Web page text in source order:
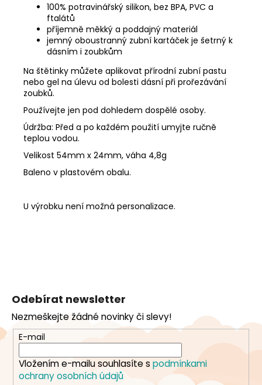
100% potravinářský silikon, bez BPA, PVC a
ftalátů
příjemně měkký a poddajný materiál
jemný oboustranný zubní kartáček je šetrný k
dásním i zoubkům
Na štětinky můžete aplikovat přírodní zubní pastu
nebo gel na úlevu od bolesti dásní při prořezávání
zoubků.
Používejte jen pod dohledem dospělé osoby.
Údržba: Před a po každém použití umyjte ručně
teplou vodou.
Velikost 54mm x 24mm, váha 4,8g
Baleno v plastovém obalu.
U výrobku není možná personalizace.
a
t
Odebírat newsletter
Nezmeškejte žádné novinky či slevy!
E-mail
Vložením e-mailu souhlasíte s podmínkami
ochrany osobních údajů